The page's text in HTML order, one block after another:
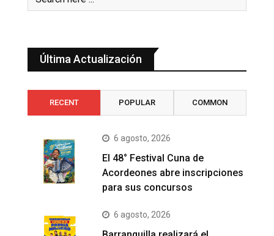
Última Actualización
RECENT POPULAR COMMON
6 agosto, 2026
El 48° Festival Cuna de
Acordeones abre inscripciones
para sus concursos
6 agosto, 2026